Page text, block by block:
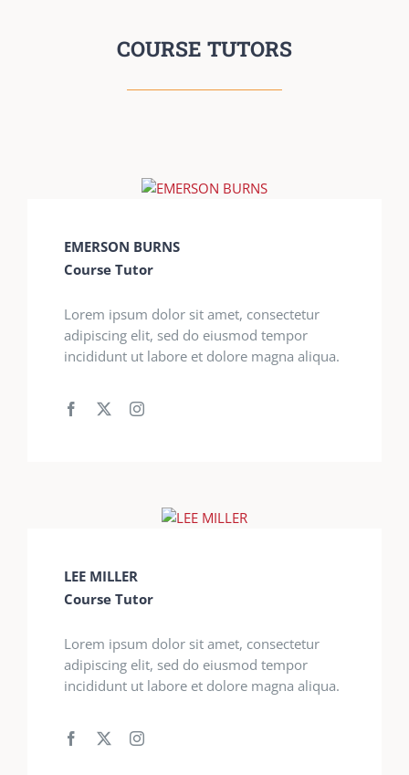
COURSE TUTORS
EMERSON BURNS
Course Tutor
Lorem ipsum dolor sit amet, consectetur
adipiscing elit, sed do eiusmod tempor
incididunt ut labore et dolore magna aliqua.
LEE MILLER
Course Tutor
Lorem ipsum dolor sit amet, consectetur
adipiscing elit, sed do eiusmod tempor
incididunt ut labore et dolore magna aliqua.